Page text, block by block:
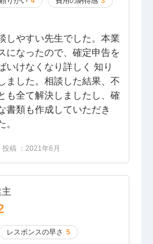
しやすい先生でした。本業
になったので、確定申告を
いけなくなり詳しく 知り
ました。相談した結果、不
も全て解決しましたし、確
書類も作成していただき
。
投稿 ：2021年6月
レスポンスの早さ 5